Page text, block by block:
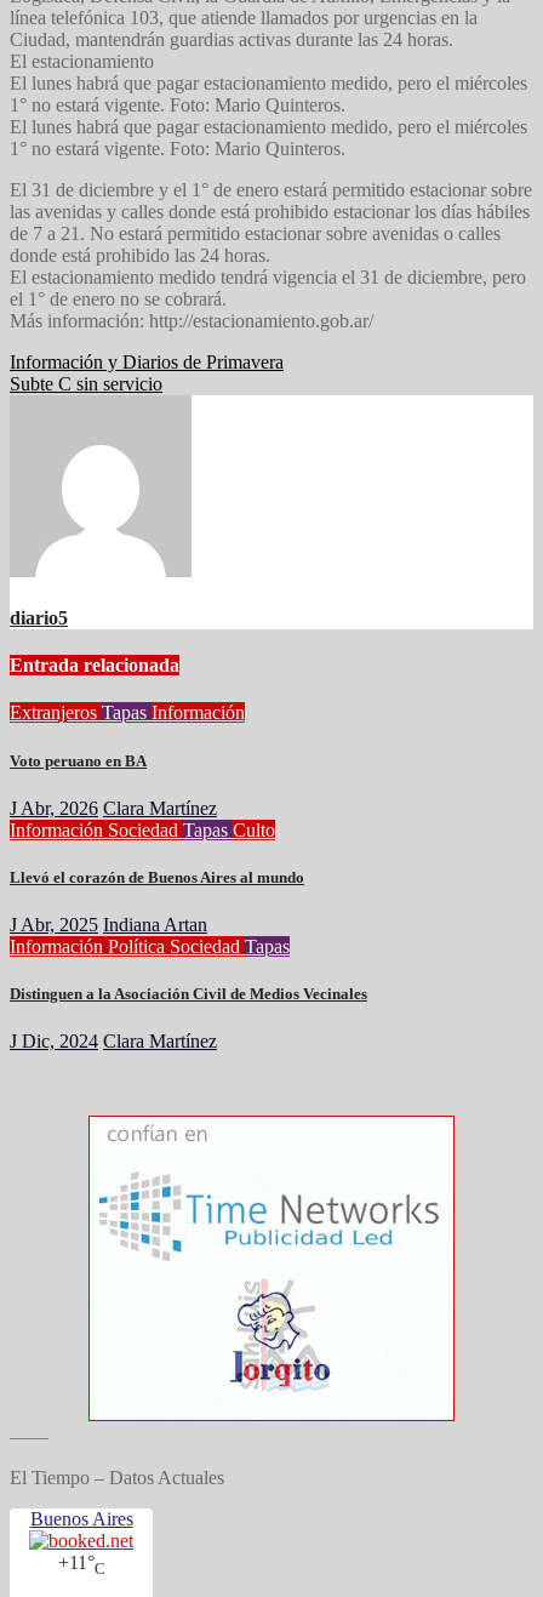
línea telefónica 103, que atiende llamados por urgencias en la
Ciudad, mantendrán guardias activas durante las 24 horas.
El estacionamiento
El lunes habrá que pagar estacionamiento medido, pero el miércoles
1° no estará vigente. Foto: Mario Quinteros.
El lunes habrá que pagar estacionamiento medido, pero el miércoles
1° no estará vigente. Foto: Mario Quinteros.
El 31 de diciembre y el 1° de enero estará permitido estacionar sobre
las avenidas y calles donde está prohibido estacionar los días hábiles
de 7 a 21. No estará permitido estacionar sobre avenidas o calles
donde está prohibido las 24 horas.
El estacionamiento medido tendrá vigencia el 31 de diciembre, pero
el 1° de enero no se cobrará.
Más información: http://estacionamiento.gob.ar/
Navegación
de
Información y Diarios de Primavera
Subte C sin servicio
diario5
Entrada relacionada
Extranjeros Tapas Información
Voto peruano en BA
J Abr, 2026 Clara Martínez
Información Sociedad Tapas Culto
Llevó el corazón de Buenos Aires al mundo
J Abr, 2025 Indiana Artan
Información Política Sociedad Tapas
Distinguen a la Asociación Civil de Medios Vecinales
J Dic, 2024 Clara Martínez
——
El Tiempo – Datos Actuales
Buenos Aires
+11°C